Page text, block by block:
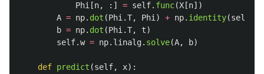
Phi [n, :] = self. func(X [n])
A = np. dot (Phi .T, Phi ) + np. identity(self
b = np. dot (Phi .T, t)
self.w = np. linalg. solve(A, b)
def predict (self, x):